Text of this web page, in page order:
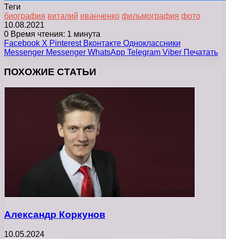
Теги
биография виталий иванченко фильмография фото
10.08.2021
0 Время чтения: 1 минута
Facebook X Pinterest Вконтакте Одноклассники
Messenger Messenger WhatsApp Telegram Viber Печатать
ПОХОЖИЕ СТАТЬИ
Александр Коркунов
10.05.2024